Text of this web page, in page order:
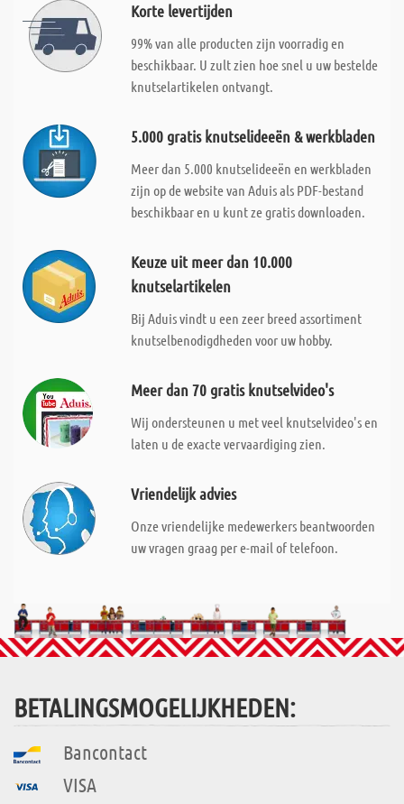
Korte levertijden
99% van alle producten zijn voorradig en
beschikbaar. U zult zien hoe snel u uw bestelde
knutselartikelen ontvangt.
5.000 gratis knutselideeën & werkbladen
Meer dan 5.000 knutselideeën en werkbladen
zijn op de website van Aduis als PDF-bestand
beschikbaar en u kunt ze gratis downloaden.
Keuze uit meer dan 10.000
knutselartikelen
Bij Aduis vindt u een zeer breed assortiment
knutselbenodigdheden voor uw hobby.
Meer dan 70 gratis knutselvideo's
Wij ondersteunen u met veel knutselvideo's en
laten u de exacte vervaardiging zien.
Vriendelijk advies
Onze vriendelijke medewerkers beantwoorden
uw vragen graag per e-mail of telefoon.
BETALINGSMOGELIJKHEDEN:
Bancontact
VISA